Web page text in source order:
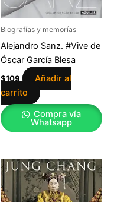
Biografías y memorías
Alejandro Sanz. #Vive de
Óscar García Blesa
$109
Añadir al
carrito
Compra vía
Whatsapp